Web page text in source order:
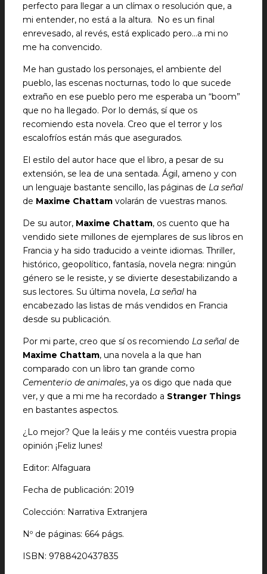
perfecto para llegar a un clímax o resolución que, a
mi entender, no está a la altura. No es un final
enrevesado, al revés, está explicado pero…a mi no
me ha convencido.
Me han gustado los personajes, el ambiente del
pueblo, las escenas nocturnas, todo lo que sucede
extraño en ese pueblo pero me esperaba un “boom”
que no ha llegado. Por lo demás, sí que os
recomiendo esta novela. Creo que el terror y los
escalofríos están más que asegurados.
El estilo del autor hace que el libro, a pesar de su
extensión, se lea de una sentada. Ágil, ameno y con
un lenguaje bastante sencillo, las páginas de La señal
de Maxime Chattam volarán de vuestras manos.
De su autor, Maxime Chattam, os cuento que ha
vendido siete millones de ejemplares de sus libros en
Francia y ha sido traducido a veinte idiomas. Thriller,
histórico, geopolítico, fantasía, novela negra: ningún
género se le resiste, y se divierte desestabilizando a
sus lectores. Su última novela, La señal ha
encabezado las listas de más vendidos en Francia
desde su publicación.
Por mi parte, creo que sí os recomiendo La señal de
Maxime Chattam, una novela a la que han
comparado con un libro tan grande como
Cementerio de animales, ya os digo que nada que
ver, y que a mi me ha recordado a Stranger Things
en bastantes aspectos.
¿Lo mejor? Que la leáis y me contéis vuestra propia
opinión ¡Feliz lunes!
Editor: Alfaguara
Fecha de publicación: 2019
Colección: Narrativa Extranjera
Nº de páginas: 664 págs.
ISBN: 9788420437835